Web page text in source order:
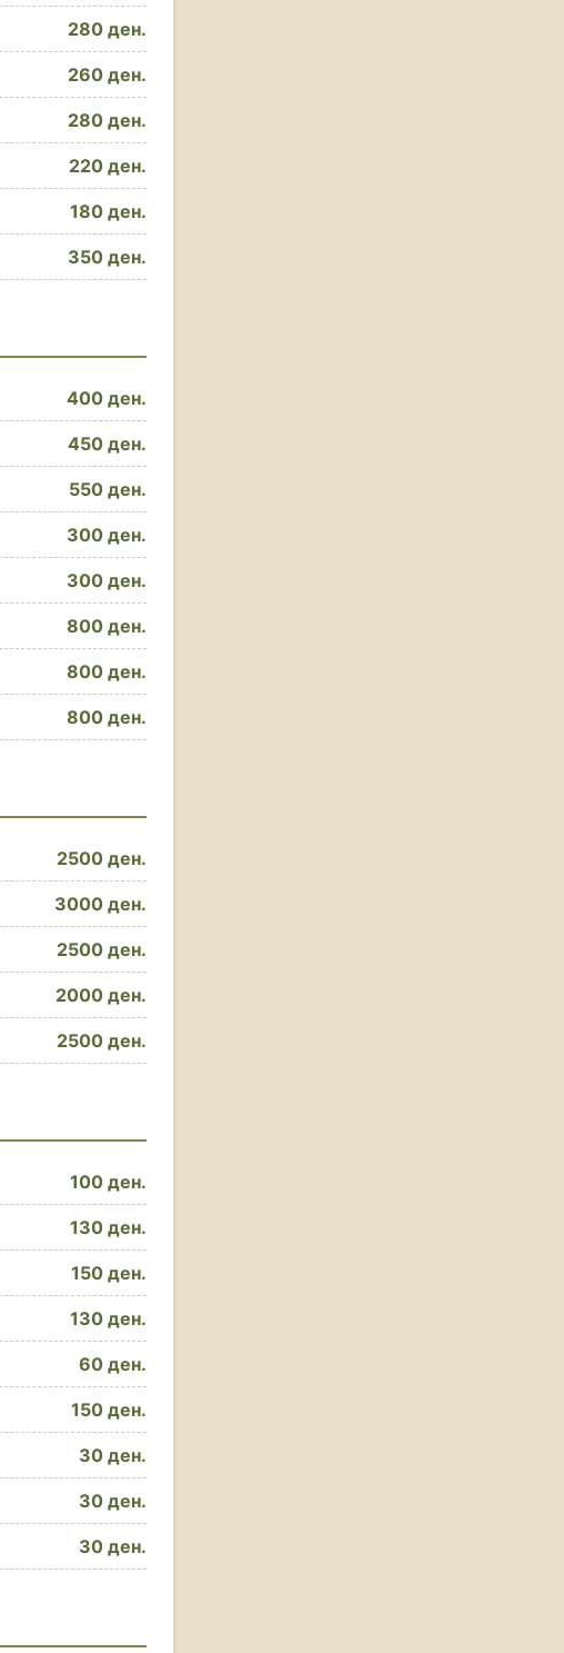
280 ден.
260 ден.
280 ден.
220 ден.
180 ден.
350 ден.
400 ден.
450 ден.
550 ден.
300 ден.
300 ден.
800 ден.
800 ден.
800 ден.
2500 ден.
3000 ден.
2500 ден.
2000 ден.
2500 ден.
100 ден.
130 ден.
150 ден.
130 ден.
60 ден.
150 ден.
30 ден.
30 ден.
30 ден.